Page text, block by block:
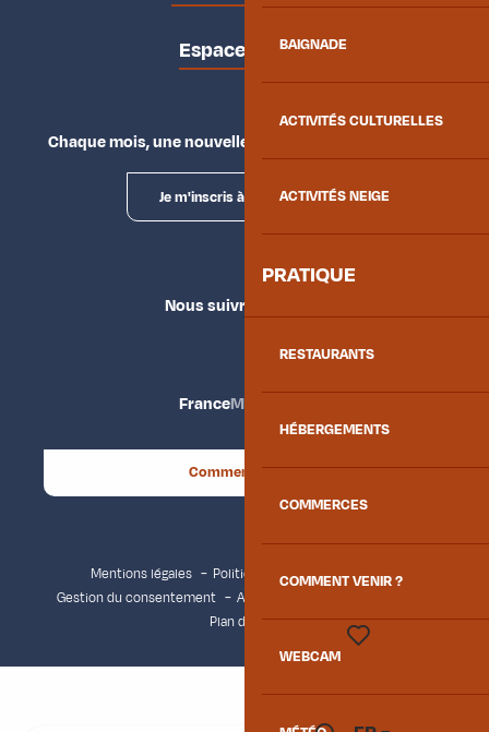
BAIGNADE
ACTIVITÉS CULTURELLES
ACTIVITÉS NEIGE
PRATIQUE
RESTAURANTS
HÉBERGEMENTS
COMMERCES
COMMENT VENIR ?
WEBCAM
Espace presse
Chaque mois, une nouvelle façon d'explorer la vallée.
Je m'inscris à la newsletter
Nous suivre
FranceMaurienne
Comment venir ?
Mentions légales
Politique de confidentialité
Gestion du consentement
Accessibilité : non conforme
Plan du site